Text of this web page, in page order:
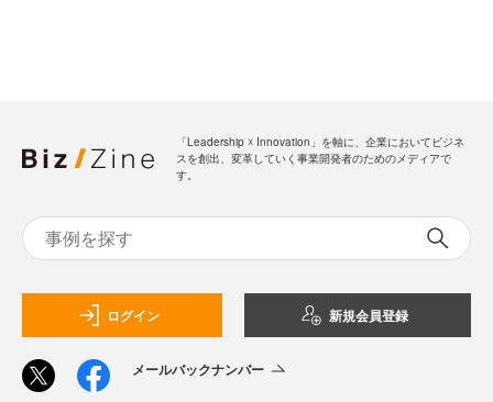
「Leadership ☓ Innovation」を軸に、企業においてビジネ
スを創出、変革していく事業開発者のためのメディアで
す。
ログイン 新規会員登録
メールバックナンバー